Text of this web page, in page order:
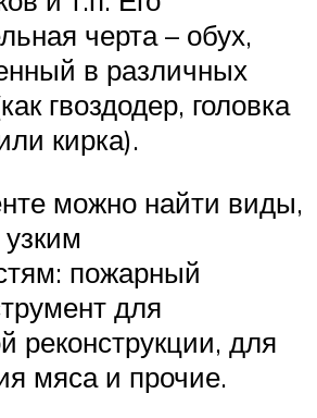
черта – обух,
в различных
гвоздодер, головка
кирка).
можно найти виды,
пожарный
для
реконструкции, для
мяса и прочие.